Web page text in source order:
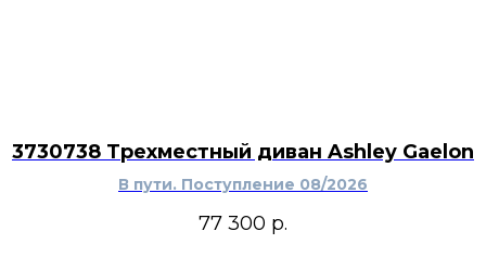
3730738 Трехместный диван Ashley Gaelon
В пути. Поступление 08/2026
77 300 р.